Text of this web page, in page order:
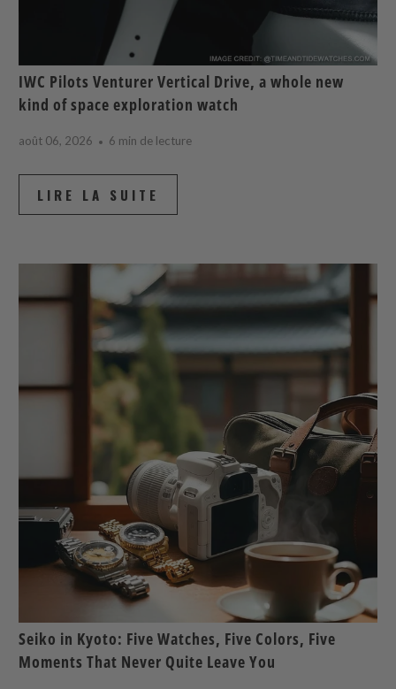
IWC Pilots Venturer Vertical Drive, a whole new
kind of space exploration watch
août 06, 2026 6 min de lecture
LIRE LA SUITE
Seiko in Kyoto: Five Watches, Five Colors, Five
Moments That Never Quite Leave You